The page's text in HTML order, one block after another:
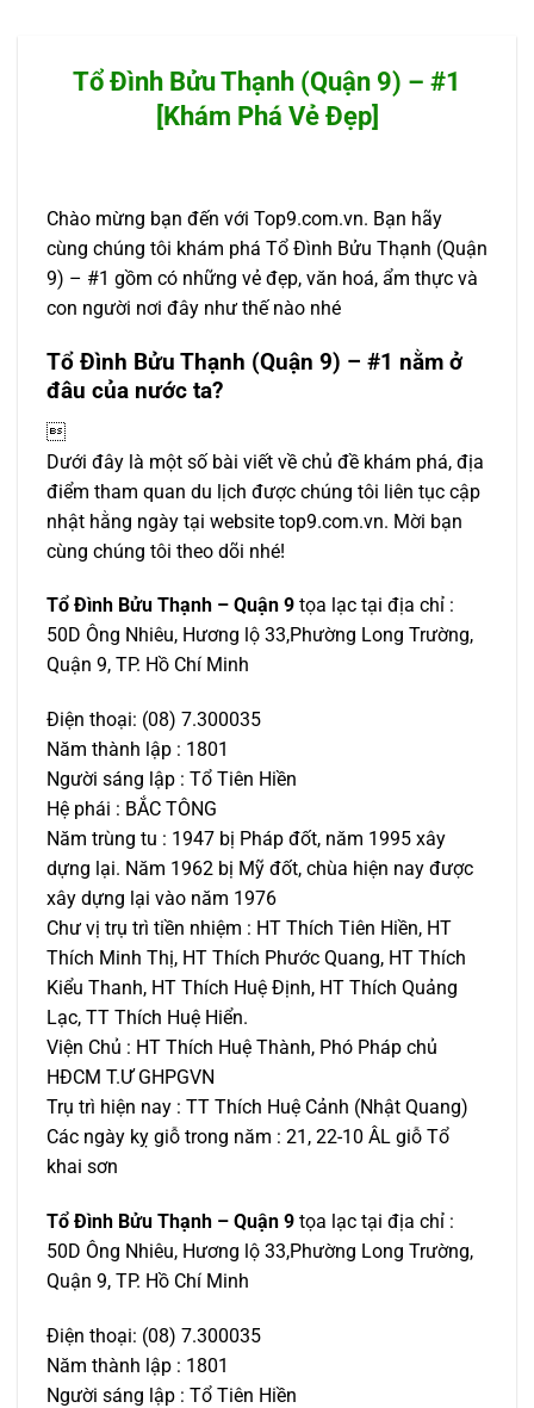
Tổ Đình Bửu Thạnh (Quận 9) – #1
[Khám Phá Vẻ Đẹp]
Chào mừng bạn đến với Top9.com.vn. Bạn hãy
cùng chúng tôi khám phá Tổ Đình Bửu Thạnh (Quận
9) – #1 gồm có những vẻ đẹp, văn hoá, ẩm thực và
con người nơi đây như thế nào nhé
Tổ Đình Bửu Thạnh (Quận 9) – #1 nằm ở
đâu của nước ta?

Dưới đây là một số bài viết về chủ đề khám phá, địa
điểm tham quan du lịch được chúng tôi liên tục cập
nhật hằng ngày tại website top9.com.vn. Mời bạn
cùng chúng tôi theo dõi nhé!
Tổ Đình Bửu Thạnh – Quận 9 tọa lạc tại địa chỉ :
50D Ông Nhiêu, Hương lộ 33,Phường Long Trường,
Quận 9, TP. Hồ Chí Minh
Điện thoại: (08) 7.300035
Năm thành lập : 1801
Người sáng lập : Tổ Tiên Hiền
Hệ phái : BẮC TÔNG
Năm trùng tu : 1947 bị Pháp đốt, năm 1995 xây
dựng lại. Năm 1962 bị Mỹ đốt, chùa hiện nay được
xây dựng lại vào năm 1976
Chư vị trụ trì tiền nhiệm : HT Thích Tiên Hiền, HT
Thích Minh Thị, HT Thích Phước Quang, HT Thích
Kiểu Thanh, HT Thích Huệ Định, HT Thích Quảng
Lạc, TT Thích Huệ Hiển.
Viện Chủ : HT Thích Huệ Thành, Phó Pháp chủ
HĐCM T.Ư GHPGVN
Trụ trì hiện nay : TT Thích Huệ Cảnh (Nhật Quang)
Các ngày kỵ giỗ trong năm : 21, 22-10 ÂL giỗ Tổ
khai sơn
Tổ Đình Bửu Thạnh – Quận 9 tọa lạc tại địa chỉ :
50D Ông Nhiêu, Hương lộ 33,Phường Long Trường,
Quận 9, TP. Hồ Chí Minh
Điện thoại: (08) 7.300035
Năm thành lập : 1801
Người sáng lập : Tổ Tiên Hiền